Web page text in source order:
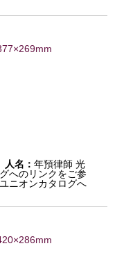
人名：年預律師 光
へのリンクをご参
ニオンカタログへ